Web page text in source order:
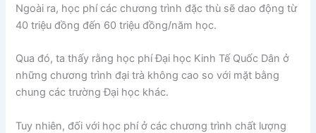
Ngoài ra, học phí các chương trình đặc thù sẽ dao động từ
40 triệu đồng đến 60 triệu đồng/năm học.
Qua đó, ta thấy rằng học phí Đại học Kinh Tế Quốc Dân ở
những chương trình đại trà không cao so với mặt bằng
chung các trường Đại học khác.
Tuy nhiên, đối với học phí ở các chương trình chất lượng